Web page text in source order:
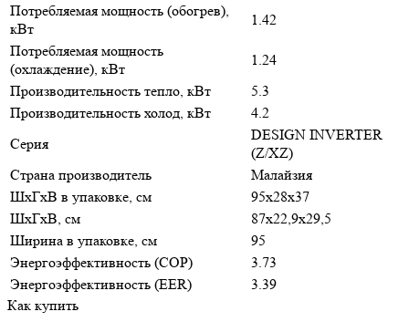
Потребляемая мощность (обогрев),
кВт
1.42
Потребляемая мощность
(охлаждение), кВт
1.24
Производительность тепло, кВт
5.3
Производительность холод, кВт
4.2
Серия
DESIGN INVERTER
(Z/XZ)
Страна производитель
Малайзия
ШxГxВ в упаковке, см
95x28x37
ШxГxВ, см
87x22,9x29,5
Ширина в упаковке, см
95
Энергоэффективность (COP)
3.73
Энергоэффективность (EER)
3.39
Как купить